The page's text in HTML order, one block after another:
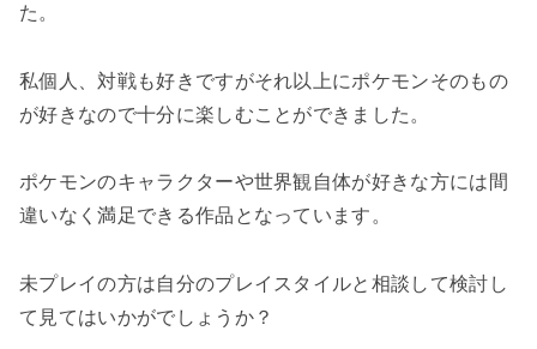
た。
私個人、対戦も好きですがそれ以上にポケモンそのもの
が好きなので十分に楽しむことができました。
ポケモンのキャラクターや世界観自体が好きな方には間
違いなく満足できる作品となっています。
未プレイの方は自分のプレイスタイルと相談して検討し
て見てはいかがでしょうか？